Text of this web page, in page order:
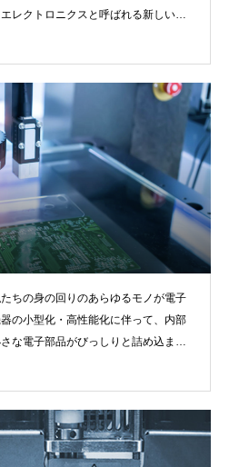
レクトロニクスと呼ばれる新しい製
ちの身の回りのあらゆるモノが電子
の小型化・高性能化に伴って、内部
な電子部品がびっしりと詰め込まれ